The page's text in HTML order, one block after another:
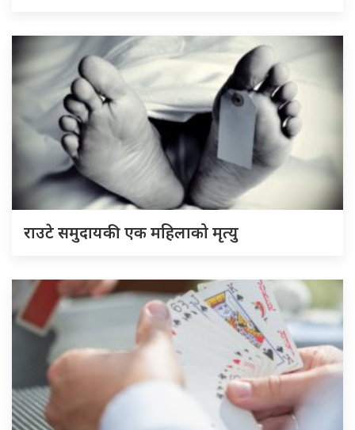
राउटे समुदायकी एक महिलाको मृत्यु